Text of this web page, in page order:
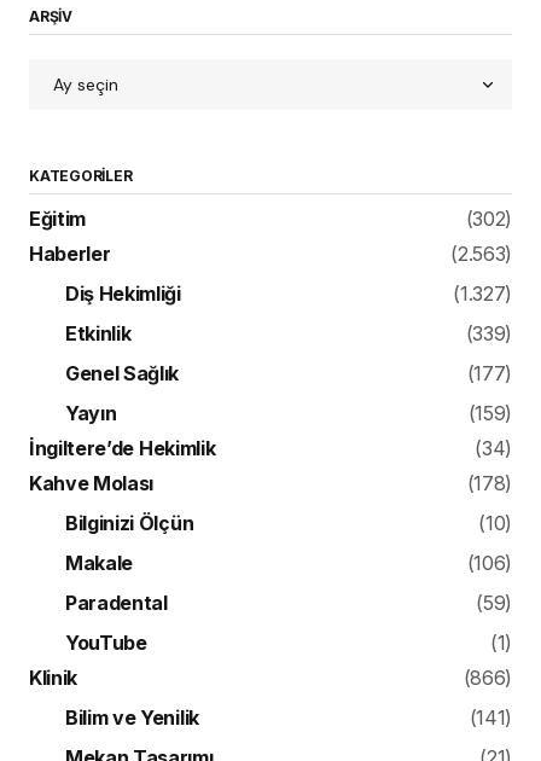
ARŞİV
KATEGORILER
Eğitim
(302)
Haberler
(2.563)
Diş Hekimliği
(1.327)
Etkinlik
(339)
Genel Sağlık
(177)
Yayın
(159)
İngiltere’de Hekimlik
(34)
Kahve Molası
(178)
Bilginizi Ölçün
(10)
Makale
(106)
Paradental
(59)
YouTube
(1)
Klinik
(866)
Bilim ve Yenilik
(141)